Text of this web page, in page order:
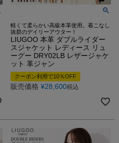
軽くて柔らかい高級本革使用。着こなし
抜群のデイリーアウター！
LIUGOO 本革 ダブルライダー
スジャケット レディース リュ
ーグー DRY02LB レザージャケ
ット 革ジャン
クーポン利用で10％OFF
販売価格 ¥28,600税込